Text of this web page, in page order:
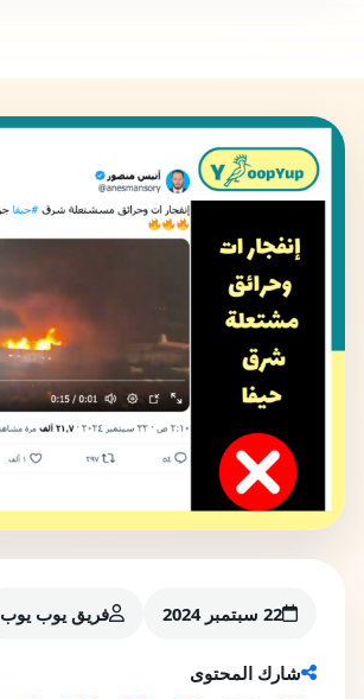
22 سبتمبر 2024 فريق يوب يوب
شارك المحتوى